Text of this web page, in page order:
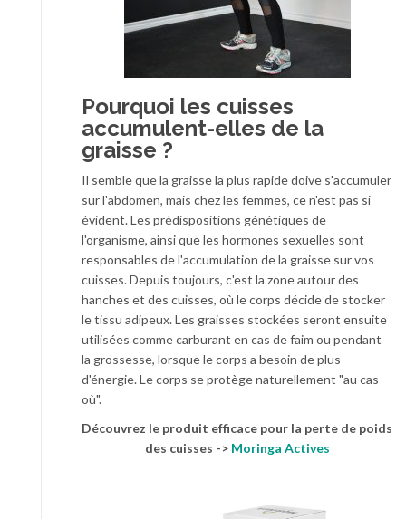
Pourquoi les cuisses
accumulent-elles de la
graisse ?
Il semble que la graisse la plus rapide doive s'accumuler
sur l'abdomen, mais chez les femmes, ce n'est pas si
évident. Les prédispositions génétiques de
l'organisme, ainsi que les hormones sexuelles sont
responsables de l'accumulation de la graisse sur vos
cuisses. Depuis toujours, c'est la zone autour des
hanches et des cuisses, où le corps décide de stocker
le tissu adipeux. Les graisses stockées seront ensuite
utilisées comme carburant en cas de faim ou pendant
la grossesse, lorsque le corps a besoin de plus
d'énergie. Le corps se protège naturellement "au cas
où".
Découvrez le produit efficace pour la perte de poids
des cuisses -> Moringa Actives